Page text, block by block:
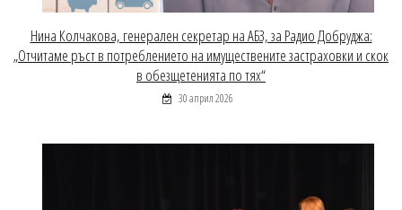
Нина Колчакова, генерален секретар на АБЗ, за Радио Добруджа:
„Отчитаме ръст в потреблението на имуществените застраховки и скок
в обезщетенията по тях“
30 април 2026